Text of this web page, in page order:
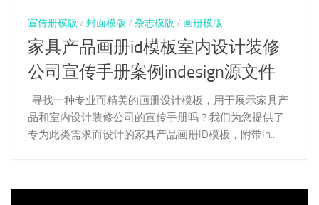
宣传册模版 / 封面模版 / 杂志模版 / 画册模版
家具产品画册id模板室内设计装修
公司宣传手册案例indesign源文件
寻找一种专业而精美的画册设计模板，用于展示家具产
品和室内设计装修公司的宣传手册吗？我们为您提供了
专为此类需求而设计的家具产品画册ID模板，附带In...